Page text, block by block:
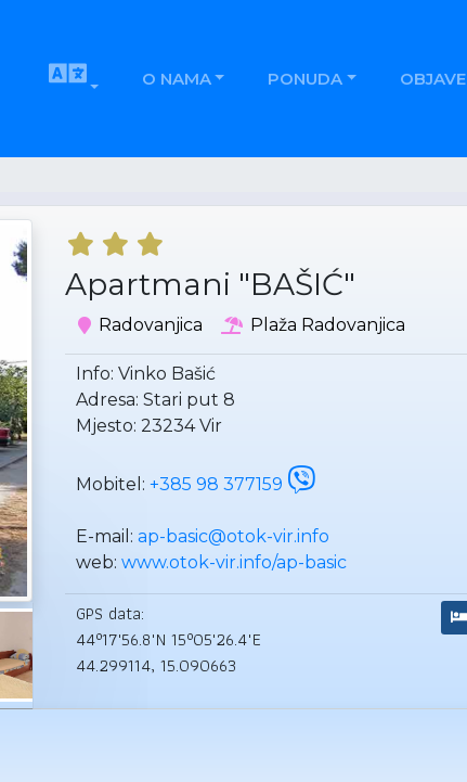
O NAMA PONUDA OBJAVE
Apartmani "BAŠIĆ"
Radovanjica Plaža Radovanjica
Info: Vinko Bašić
Adresa: Stari put 8
Mjesto: 23234 Vir
Mobitel: +385 98 377159
E-mail: ap-basic@otok-vir.info
web: www.otok-vir.info/ap-basic
GPS data:
44°17'56.8"N 15°05'26.4"E
44.299114, 15.090663